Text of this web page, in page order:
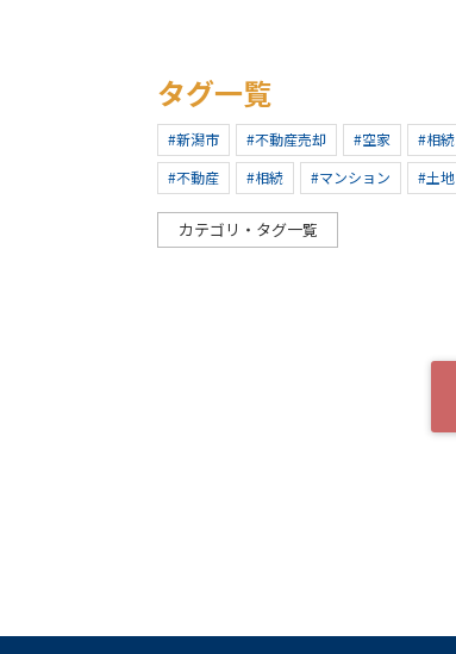
タグ一覧
#新潟市 #不動産売却 #空家 #相続
#不動産
#相続 #マンション #土地
カテゴリ・タグ一覧